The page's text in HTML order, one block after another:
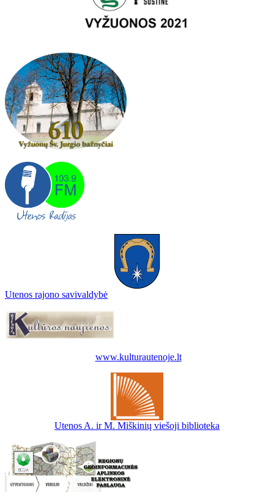
Utenos rajono savivaldybė
www.kulturautenoje.lt
Utenos A. ir M. Miškinių viešoji biblioteka